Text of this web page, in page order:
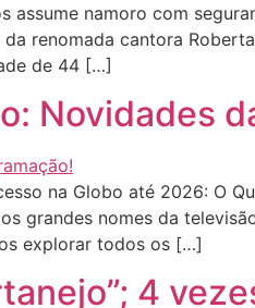
assume namoro com
renomada cantora
de 44 […]
Novidades
na Globo até 2026: O
grandes nomes da
explorar todos os […]
4